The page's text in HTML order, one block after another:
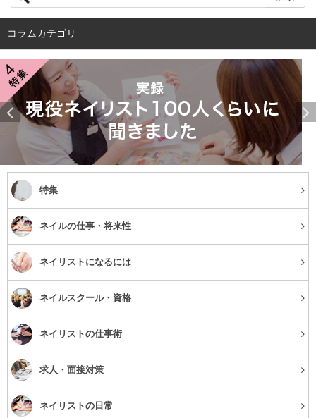
クッションファンデのパフは、非常に汚れやすいのがデメ
リットです。パフが汚れているとクッションファンデが均
等につかないため、肌に塗った時にムラになり、ヨレや崩
れの原因になります。
クッションファンデ用パフクリーナーで洗うのがベストで
すが、ない場合は台所用の洗剤で代用しても大丈夫です。
1週間に1度は洗うようにし、しっかりと乾燥させてから使
うようにしましょう。いくつかパフのスペアがあると便利
です。
ファンデーションの量が多い
クッションファンデは水分が多いため、パフにたっぷりと
付いてしまいますが、量が多すぎると濃い部分と薄い部分
ができてしまい、崩れやすくなってしまいます。クッショ
ンファンデ肌に塗る時は均等に重ね塗りする必要があるの
で、パフに付けるクッションファンデの量を調整しなけれ
ばなりません。
コラムカテゴリ
特集
ネイルの仕事・将来性
ネイリストになるには
ネイルスクール・資格
ネイリストの仕事術
求人・面接対策
ネイリストの日常